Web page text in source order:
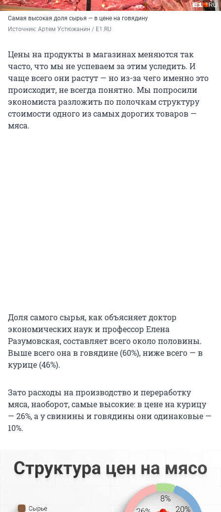
Самая высокая доля сырья — в цене на говядину
Источник: Артем Устюжанин / E1.RU
Цены на продукты в магазинах меняются так
часто, что мы не успеваем за этим уследить. И
чаще всего они растут — но из-за чего именно это
происходит, не всегда понятно. Мы попросили
экономиста разложить по полочкам структуру
стоимости одного из самых дорогих товаров —
мяса.
Доля самого сырья, как объясняет доктор
экономических наук и профессор Елена
Разумовская, составляет всего около половины.
Выше всего она в говядине (60%), ниже всего — в
курице (46%).
Зато расходы на производство и переработку
мяса, наоборот, самые высокие: в цене на курицу
— 26%, а у свинины и говядины они одинаковые —
10%.